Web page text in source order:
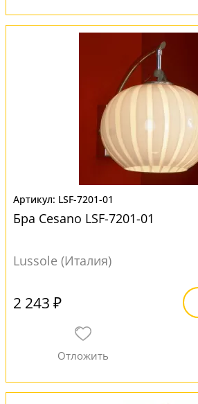
LSF-7201-01
Бра Cesano LSF-7201-01
Lussole (Италия)
2 243 ₽